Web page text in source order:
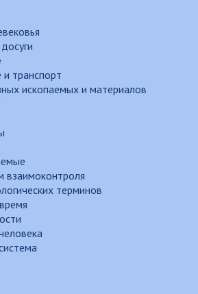
транспорт
ископаемых и материалов
взаимоконтроля
терминов